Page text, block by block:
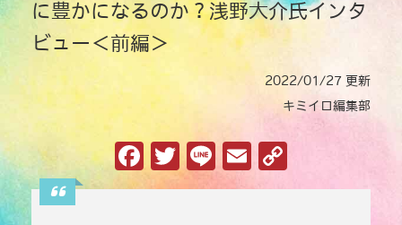
に豊かになるのか？浅野大介氏インタ
ビュー＜前編＞
2022/01/27 更新
キミイロ編集部
F
a
T
w
Li
n
E
m o